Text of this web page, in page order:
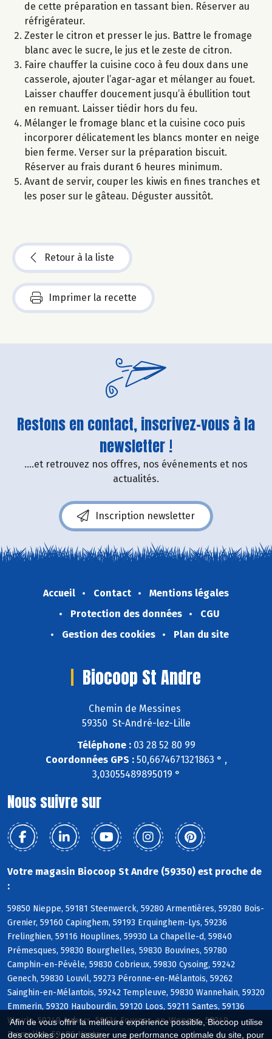
Afin de vous offrir la meilleure expérience possible, Biocoop utilise
des cookies : pour assurer une performance optimale du site, pour
de cette préparation en tassant bien. Réserver au
réfrigérateur.
Zester le citron et presser le jus. Battre le fromage
blanc avec le sucre, le jus et le zeste de citron.
Faire chauffer la cuisine coco à feu doux dans une
casserole, ajouter l’agar-agar et mélanger au fouet.
Laisser chauffer doucement jusqu’à ébullition tout
en remuant. Laisser tiédir hors du feu.
Mélanger le fromage blanc et la cuisine coco puis
incorporer délicatement les blancs monter en neige
bien ferme. Verser sur la préparation biscuit.
Réserver au frais durant 6 heures minimum.
Avant de servir, couper les kiwis en fines tranches et
les poser sur le gâteau. Déguster aussitôt.
Retour à la liste
Imprimer la recette
Restons en contact, inscrivez-vous à la
newsletter !
....et retrouvez nos offres, nos événements et nos
actualités.
Inscription newsletter
Accueil Contact
Mentions légales
Protection des données
CGU
Gestion des cookies
Plan du site
Biocoop St Andre
Chemin de Messines
59350 St-André-lez-Lille
Téléphone :03 28 52 80 99
Coordonnées GPS :50,6674671321863 ° ,
3,03055489895019 °
Nous suivre sur
Votre magasin Biocoop St Andre (59350) est proche de
:
59850 Nieppe, 59181 Steenwerck, 59280 Armentières, 59280 Bois-
Grenier, 59160 Capinghem, 59193 Erquinghem-Lys, 59236
Frelinghien, 59116 Houplines, 59930 La Chapelle-d, 59840
Prémesques, 59830 Bourghelles, 59830 Bouvines, 59780
Camphin-en-Pévèle, 59830 Cobrieux, 59830 Cysoing, 59242
Genech, 59830 Louvil, 59273 Péronne-en-Mélantois, 59262
Sainghin-en-Mélantois, 59242 Templeuve, 59830 Wannehain, 59320
Emmerin, 59320 Haubourdin, 59120 Loos, 59211 Santes, 59136
Wavrin, 59249 Aubers, 59134 Fournes-en-Weppes, 59249
Fromelles, 59496 Hantay